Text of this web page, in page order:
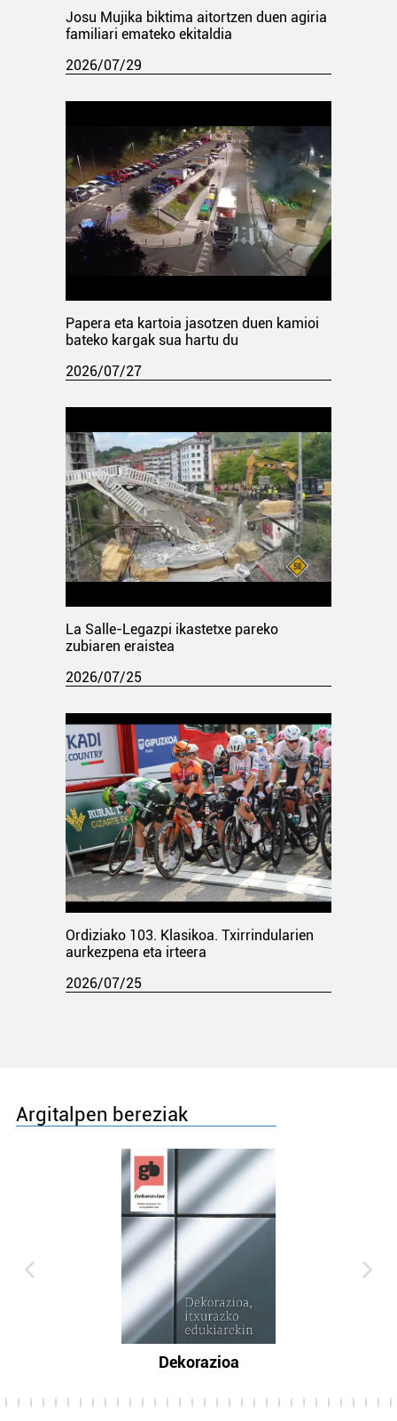
Josu Mujika biktima aitortzen duen agiria
familiari emateko ekitaldia
2026/07/29
Papera eta kartoia jasotzen duen kamioi
bateko kargak sua hartu du
2026/07/27
La Salle-Legazpi ikastetxe pareko
zubiaren eraistea
2026/07/25
Ordiziako 103. Klasikoa. Txirrindularien
aurkezpena eta irteera
2026/07/25
Argitalpen bereziak
Dekorazioa